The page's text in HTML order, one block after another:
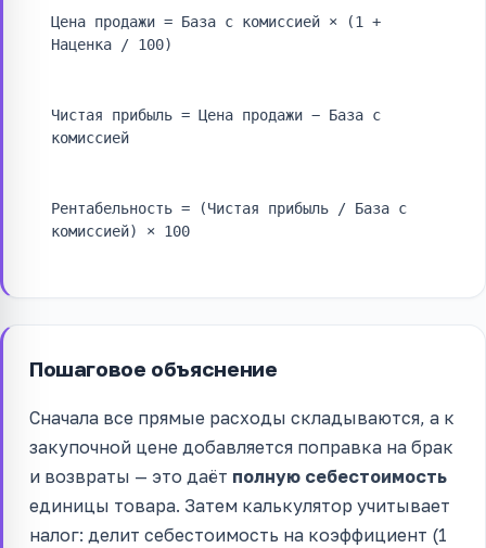
Цена продажи = База с комиссией × (1 +
Наценка / 100)
Чистая прибыль = Цена продажи − База с
комиссией
Рентабельность = (Чистая прибыль / База с
комиссией) × 100
Пошаговое объяснение
Сначала все прямые расходы складываются, а к
закупочной цене добавляется поправка на брак
и возвраты — это даёт полную себестоимость
единицы товара. Затем калькулятор учитывает
налог: делит себестоимость на коэффициент (1